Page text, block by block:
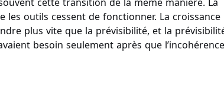
cette transition de la même manière. La
outils cessent de fonctionner. La croissance
plus vite que la prévisibilité, et la
besoin seulement après que l’incohérence